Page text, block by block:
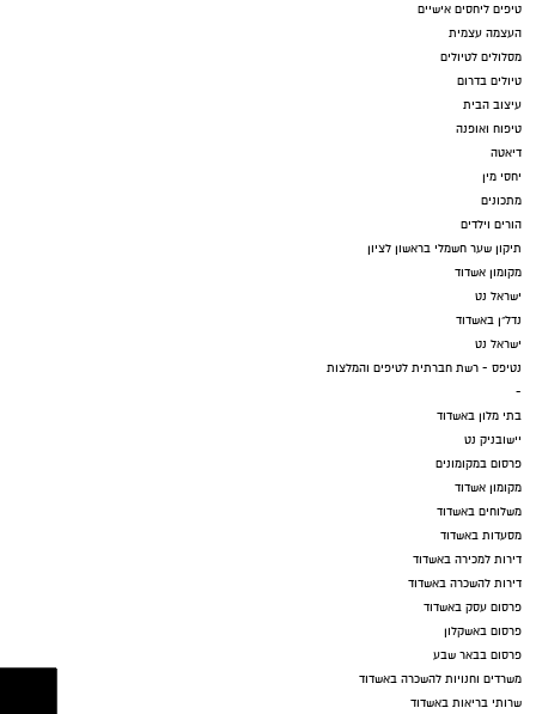
טיפים ליחסים אישיים
העצמה עצמית
מסלולים לטיולים
טיולים בדרום
עיצוב הבית
טיפוח ואופנה
דיאטה
יחסי מין
מתכונים
הורים וילדים
תיקון שער חשמלי בראשון לציון
מקומון אשדוד
ישראל נט
נדל"ן באשדוד
ישראל נט
נטיפס - רשת חברתית לטיפים והמלצות
-
בתי מלון באשדוד
יישובניק נט
פרסום במקומונים
מקומון אשדוד
משלוחים באשדוד
מסעדות באשדוד
דירות למכירה באשדוד
דירות להשכרה באשדוד
פרסום עסק באשדוד
פרסום באשקלון
פרסום בבאר שבע
משרדים וחנויות להשכרה באשדוד
שרותי בריאות באשדוד